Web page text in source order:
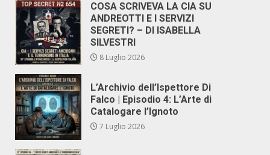
COSA SCRIVEVA LA CIA SU
ANDREOTTI E I SERVIZI
SEGRETI? – DI ISABELLA
SILVESTRI
8 Luglio 2026
L’Archivio dell’Ispettore Di
Falco | Episodio 4: L’Arte di
Catalogare l’Ignoto
7 Luglio 2026